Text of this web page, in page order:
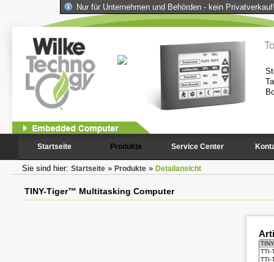
Nur für Unternehmen und Behörden - kein
und Kompaktheit des
benötigten Peripheriekomponenten
Startseite Produkte Service Center
Sie sind hier: Startseite » Produkte » Detailansicht
TINY-Tiger™ Multitasking Computer